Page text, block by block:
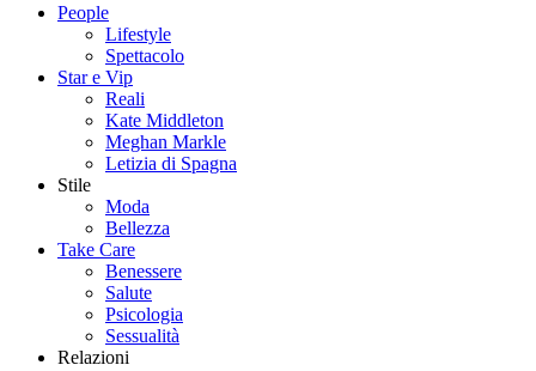
People
Lifestyle
Spettacolo
Star e Vip
Reali
Kate Middleton
Meghan Markle
Letizia di Spagna
Stile
Moda
Bellezza
Take Care
Benessere
Salute
Psicologia
Sessualità
Relazioni